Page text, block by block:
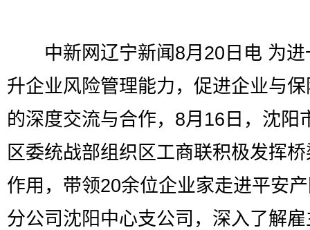
中新网辽宁新闻8月20日电 为进
升企业风险管理能力，促进企业与
的深度交流与合作，8月16日，沈阳
区委统战部组织区工商联积极发挥
作用，带领20余位企业家走进平安
分公司沈阳中心支公司，深入了解